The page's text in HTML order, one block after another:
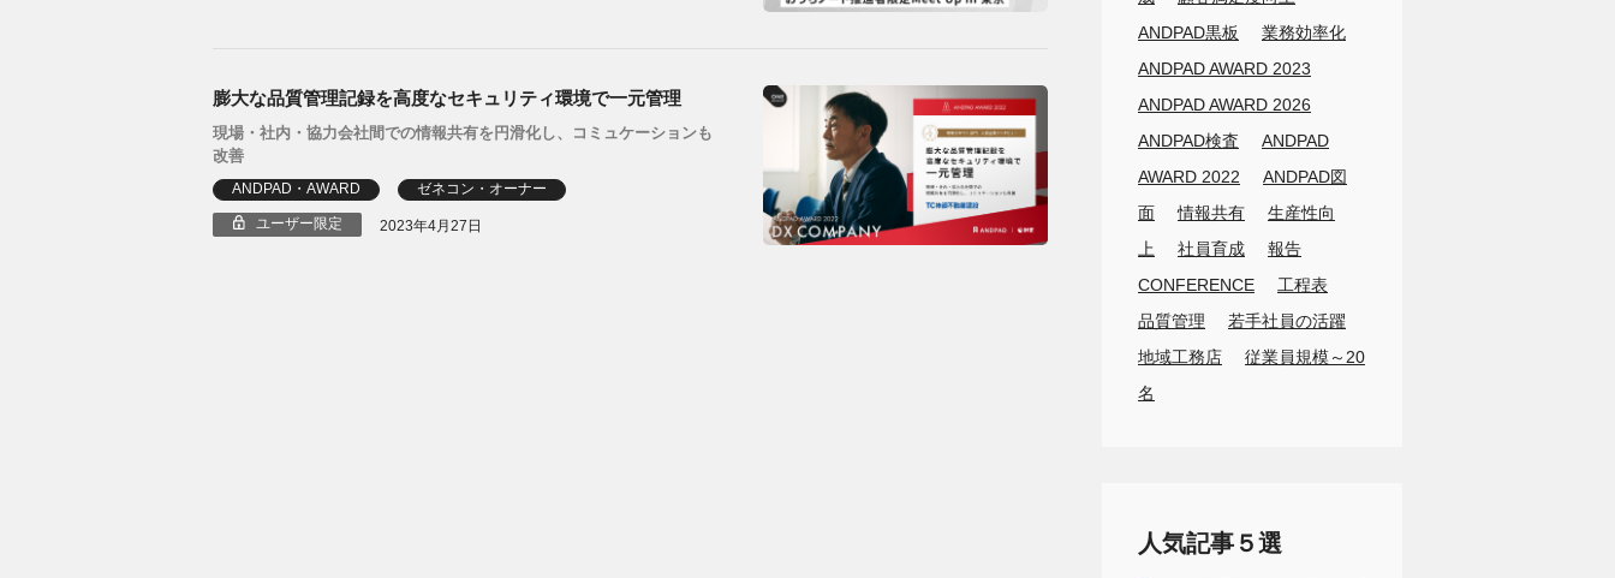
膨大な品質管理記録を高度なセキュリティ環境で一元管理
現場・社内・協力会社間での情報共有を円滑化し、コミュケーションも
改善
ANDPAD・AWARD ゼネコン・オーナー
ユーザー限定 2023年4月27日
ANDPAD黒板
業務効率化
ANDPAD AWARD 2023
ANDPAD AWARD 2026
ANDPAD検査
ANDPAD
AWARD 2022
ANDPAD図
面
情報共有
生産性向
上
社員育成
報告
CONFERENCE
工程表
品質管理
若手社員の活躍
地域工務店
従業員規模～20
名
人気記事５選